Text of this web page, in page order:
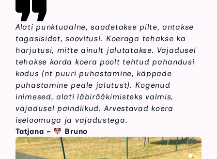
Alati punktuaalne, saadetakse pilte, antakse
tagasisidet, soovitusi. Koeraga tehakse ka
harjutusi, mitte ainult jalutatakse. Vajadusel
tehakse korda koera poolt tehtud pahandusi
kodus (nt puuri puhastamine, käppade
puhastamine peale jalutust). Kogenud
inimesed, alati läbirääkimisteks valmis,
vajadusel paindlikud. Arvestavad koera
iseloomuga ja vajadustega.
Tatjana – Bruno